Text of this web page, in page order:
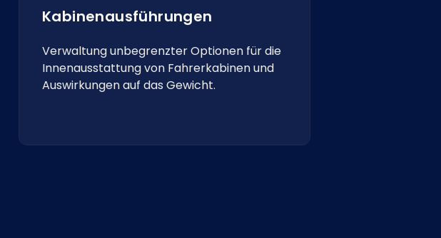
Kabinenausführungen
Verwaltung unbegrenzter Optionen für die
Innenausstattung von Fahrerkabinen und
Auswirkungen auf das Gewicht.